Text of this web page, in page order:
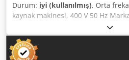
Durum: iyi (kullanılmış), Orta
kaynak makinesi, 400 V 50 Hz
11-4 MF Çıkıntı mesafesi: 950
devrede nominal güç: 180 kVA
37 kA Sekonder açık devre voltajı:
600 daN Djdpovyk Sfjfx Afnsck